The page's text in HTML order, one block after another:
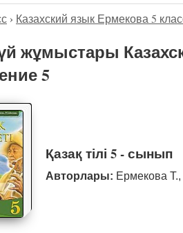
› Казахский язык Ермекова 5
жұмыстары
5
Қазақ тілі 5 - сынып
Авторлары: Ермекова